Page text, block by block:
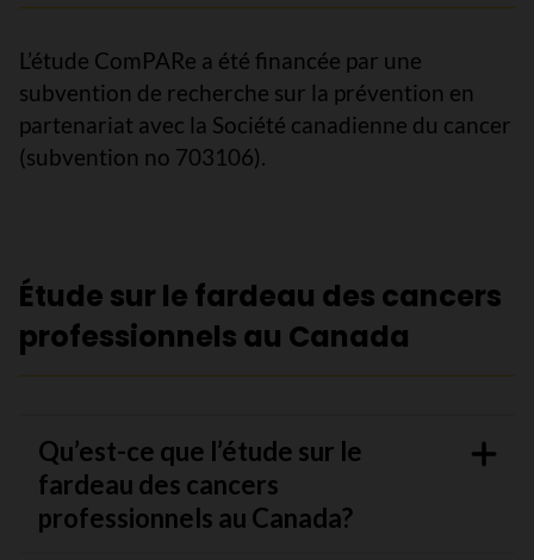
L’étude ComPARe a été financée par une
subvention de recherche sur la prévention en
partenariat avec la Société canadienne du cancer
(subvention no 703106).
Étude sur le fardeau des cancers
professionnels au Canada
Qu’est-ce que l’étude sur le
fardeau des cancers
professionnels au Canada?